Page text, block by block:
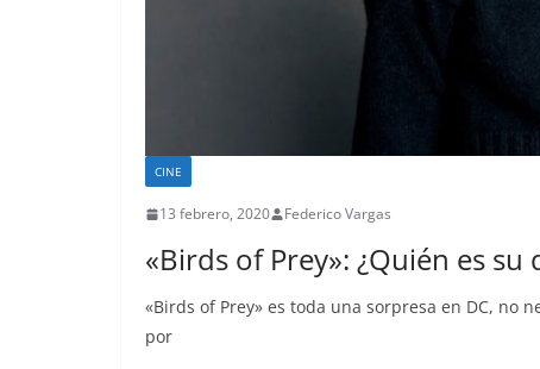
CINE
13 febrero, 2020 Federico Vargas
«Birds of Prey»: ¿Quién es su
«Birds of Prey» es toda una sorpresa en DC, no
por